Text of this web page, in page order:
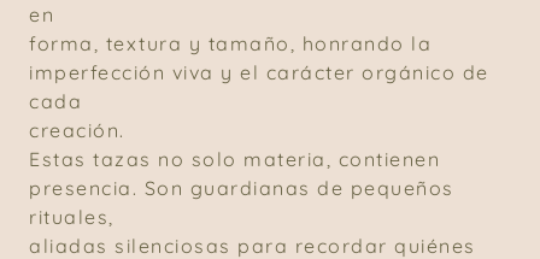
en
forma, textura y tamaño, honrando la
imperfección viva y el carácter orgánico de
cada
creación.
Estas tazas no solo materia, contienen
presencia. Son guardianas de pequeños
rituales,
aliadas silenciosas para recordar quiénes